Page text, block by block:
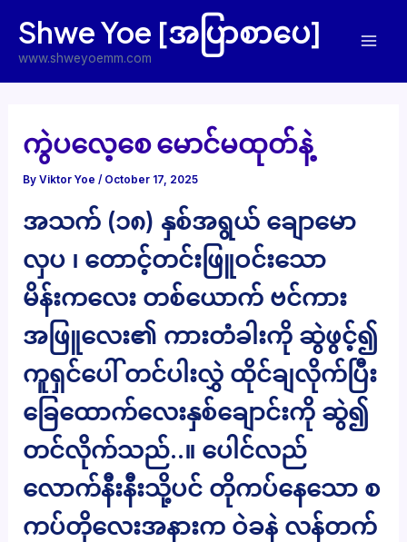
content
Shwe Yoe [အပြာစာပေ]
www.shweyoemm.com
ကွဲပလေ့စေ မောင်မထုတ်နဲ့
ByViktor Yoe/ October 17, 2025
အသက် (၁၈) နှစ်အရွယ် ချောမော
လှပ ၊ တောင့်တင်းဖြူဝင်းသော
မိန်းကလေး တစ်ယောက် ဗင်ကား
အဖြူလေး၏ ကားတံခါးကို ဆွဲဖွင့်၍
ကူရှင်ပေါ် တင်ပါးလွှဲ ထိုင်ချလိုက်ပြီး
ခြေထောက်လေးနှစ်ချောင်းကို ဆွဲ၍
တင်လိုက်သည်..။ ပေါင်လည်
လောက်နီးနီးသို့ပင် တိုကပ်နေသော စ
ကပ်တိုလေးအနားက ဝဲခနဲ လန်တက်